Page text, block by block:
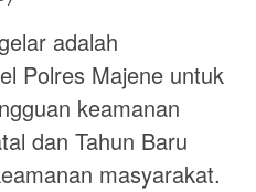
adalah
Polres Majene untuk
keamanan
dan Tahun Baru
masyarakat.